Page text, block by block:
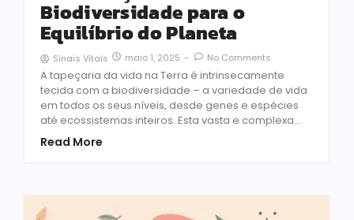
Biodiversidade para o
Equilíbrio do Planeta
Sinais Vitais maio 1, 2025 - No Comments
A tapeçaria da vida na Terra é intrinsecamente
tecida com a biodiversidade – a variedade de vida
em todos os seus níveis, desde genes e espécies
até ecossistemas inteiros. Esta vasta e complexa...
Read More